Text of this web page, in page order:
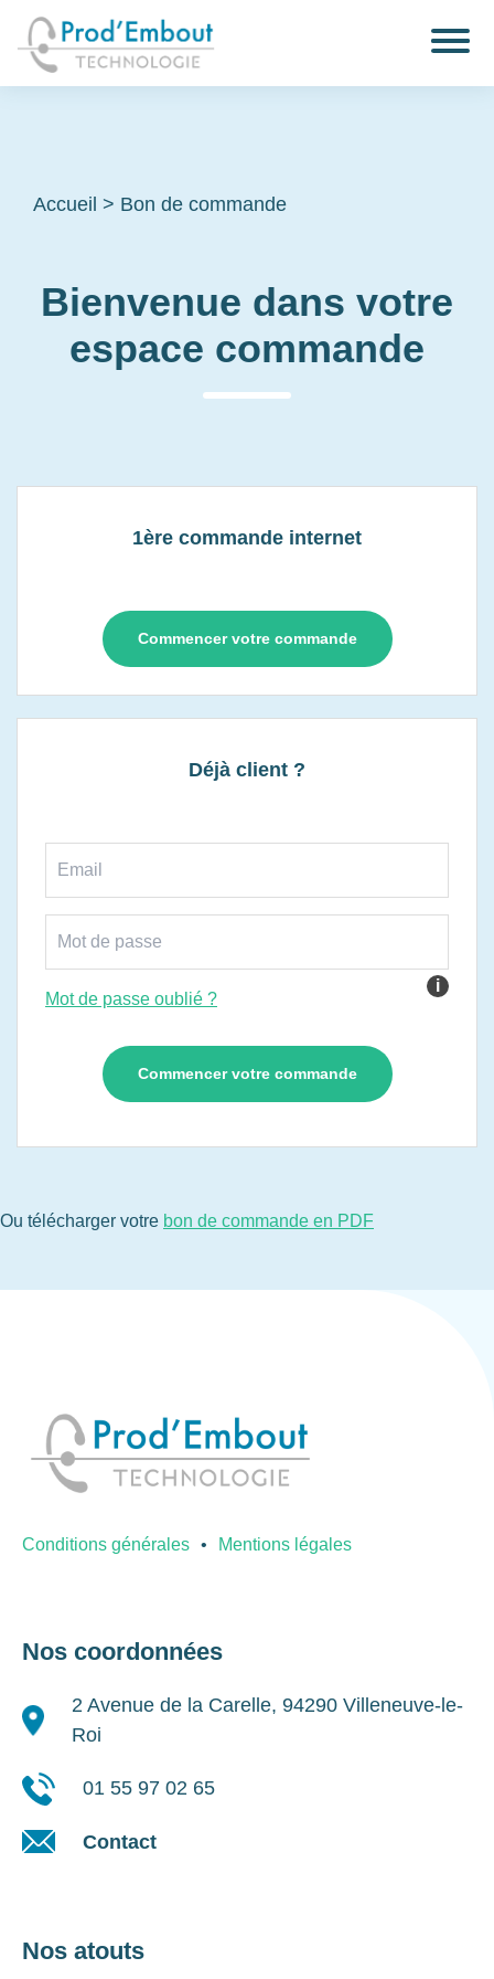
Accueil > Bon de commande
Bienvenue dans votre
espace commande
1ère commande internet
Commencer votre commande
Déjà client ?
i
Mot de passe oublié ?
Ou télécharger votre bon de commande en PDF
Conditions générales Mentions légales
Nos coordonnées
2 Avenue de la Carelle, 94290 Villeneuve-le-
Roi
01 55 97 02 65
Contact
Nos atouts